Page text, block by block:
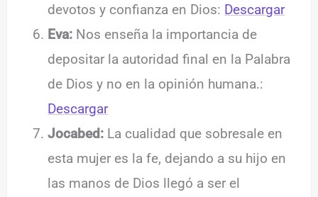
devotos y confianza en Dios: Descargar
Eva: Nos enseña la importancia de
depositar la autoridad final en la Palabra
de Dios y no en la opinión humana.:
Descargar
Jocabed: La cualidad que sobresale en
esta mujer es la fe, dejando a su hijo en
las manos de Dios llegó a ser el